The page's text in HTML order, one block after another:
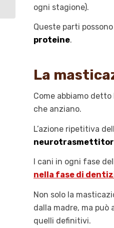
ogni stagione).
Queste parti
proteine.
La
Come abbiamo
che anziano.
L’azione ripetitiva
I cani in ogni fase
nella fase di
Non solo la
dalla madre, ma
quelli definitivi.